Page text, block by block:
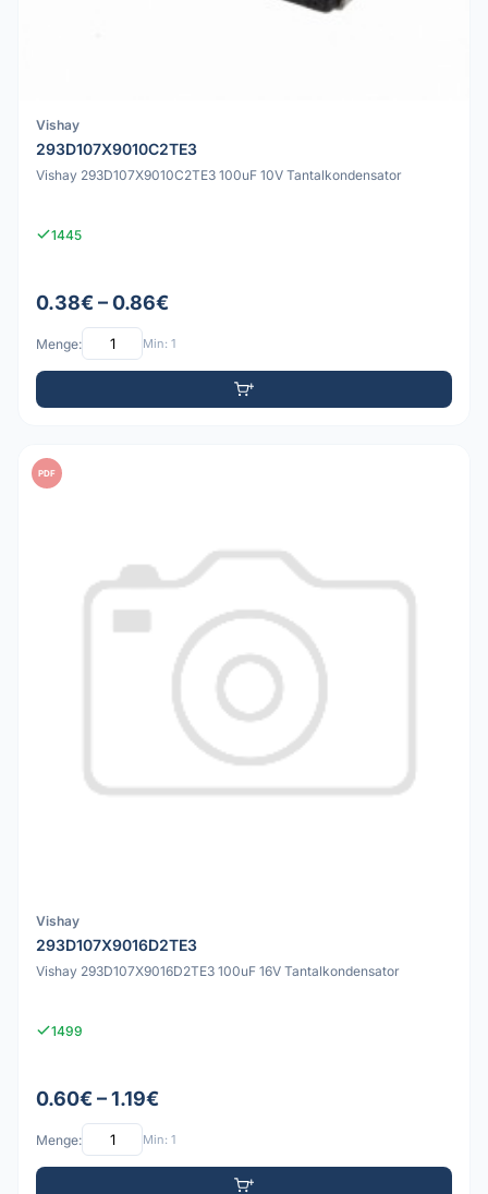
Vishay
293D107X9010C2TE3
Vishay 293D107X9010C2TE3 100uF 10V Tantalkondensator
1445
0.38€ – 0.86€
Menge: Min: 1
PDF
Vishay
293D107X9016D2TE3
Vishay 293D107X9016D2TE3 100uF 16V Tantalkondensator
1499
0.60€ – 1.19€
Menge: Min: 1